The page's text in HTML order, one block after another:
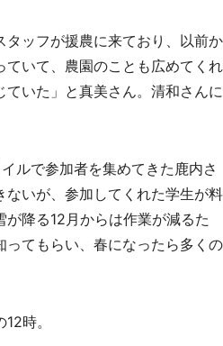
ッフが援農に来ており、以前か
いて、農園のことも広めてくれ
いた」と真美さん。清和さんに
ルで参加者を集めてきた鹿内さ
いが、参加してくれた学生が料
降る12月からは作業が減るた
てもらい、春になったら多くの
時。